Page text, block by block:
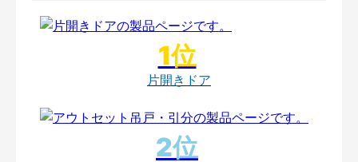
片開きドア